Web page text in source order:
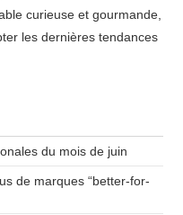
curieuse et gourmande,
les dernières tendances
du mois de juin
de marques “better-for-